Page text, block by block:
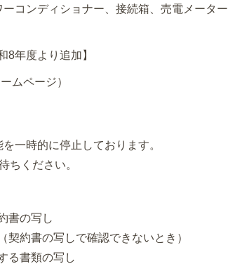
コンディショナー、接続箱、売電メーター
8年度より追加】
ムページ）
一時的に停止しております。
ちください。
書の写し
約書の写しで確認できないとき）
る書類の写し